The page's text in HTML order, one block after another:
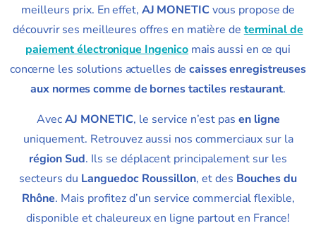
meilleurs prix. En effet, AJ MONETICvous propose de
découvrir ses meilleures offres en matière de terminal de
paiement électronique Ingenico mais aussi en ce qui
concerne les solutions actuelles decaisses enregistreuses
aux normes comme de bornes tactiles restaurant.
AvecAJ MONETIC, le service n’est pas en ligne
uniquement. Retrouvez aussi nos commerciaux sur la
région Sud. Ils se déplacent principalement sur les
secteurs du Languedoc Roussillon, et des Bouches du
Rhône. Mais profitez d’un service commercial flexible,
disponible et chaleureux en ligne partout en France!